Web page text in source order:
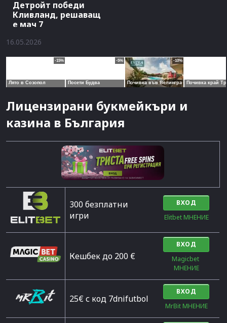
Детройт победи
Кливланд, решаващ
е мач 7
16.05.2026
Лицензирани букмейкъри и
казина в България
300 безплатни
игри
ВХОД
Elitbet МНЕНИЕ
Кешбек до 200 €
ВХОД
Magicbet
МНЕНИЕ
25€ с код 7dnifutbol
ВХОД
MrBit МНЕНИЕ